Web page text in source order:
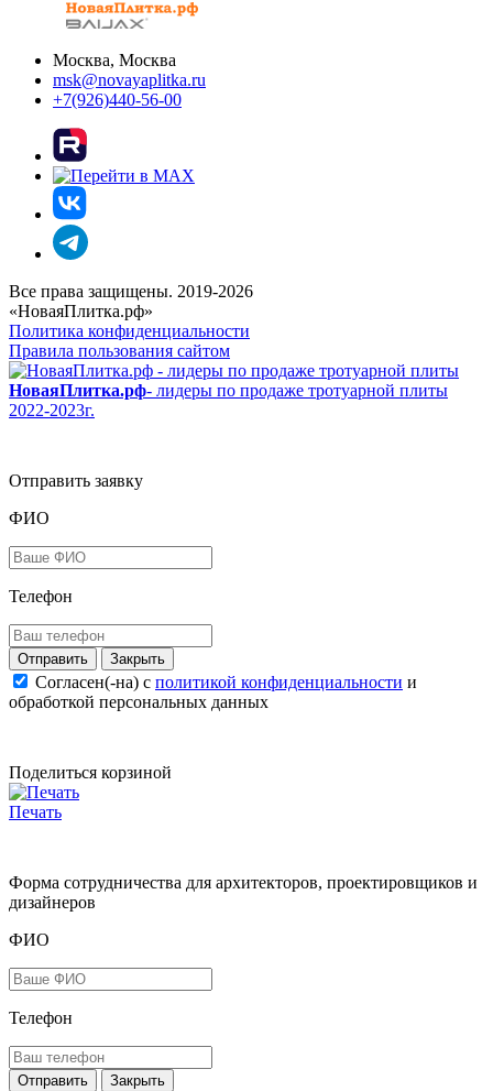
Москва, Москва
msk@novayaplitka.ru
+7(926)440-56-00
Все права защищены. 2019-2026
«НоваяПлитка.рф»
Политика конфиденциальности
Правила пользования сайтом
НоваяПлитка.рф- лидеры по продаже тротуарной плиты
2022-2023г.
Отправить заявку
ФИО
Телефон
Закрыть
Согласен(-на) c политикой конфиденциальности и
обработкой персональных данных
Поделиться корзиной
Печать
Форма сотрудничества для архитекторов, проектировщиков и
дизайнеров
ФИО
Телефон
Закрыть